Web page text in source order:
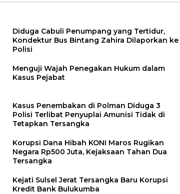
Cabang Sengkang
Diduga Cabuli Penumpang yang Tertidur,
Kondektur Bus Bintang Zahira Dilaporkan ke
Polisi
Menguji Wajah Penegakan Hukum dalam
Kasus Pejabat
Kasus Penembakan di Polman Diduga 3
Polisi Terlibat Penyuplai Amunisi Tidak di
Tetapkan Tersangka
Korupsi Dana Hibah KONI Maros Rugikan
Negara Rp500 Juta, Kejaksaan Tahan Dua
Tersangka
Kejati Sulsel Jerat Tersangka Baru Korupsi
Kredit Bank Bulukumba